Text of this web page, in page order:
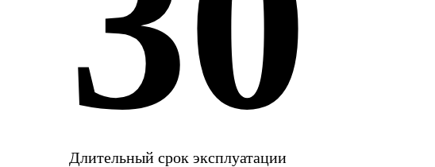
Длительный срок эксплуатации